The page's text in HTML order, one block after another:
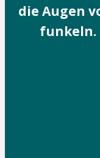
die Augen
funkeln.